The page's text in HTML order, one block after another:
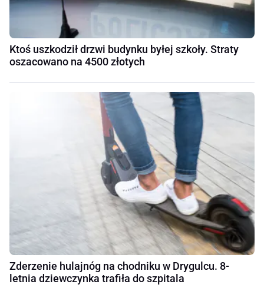
Ktoś uszkodził drzwi budynku byłej szkoły. Straty
oszacowano na 4500 złotych
Zderzenie hulajnóg na chodniku w Drygulcu. 8-
letnia dziewczynka trafiła do szpitala